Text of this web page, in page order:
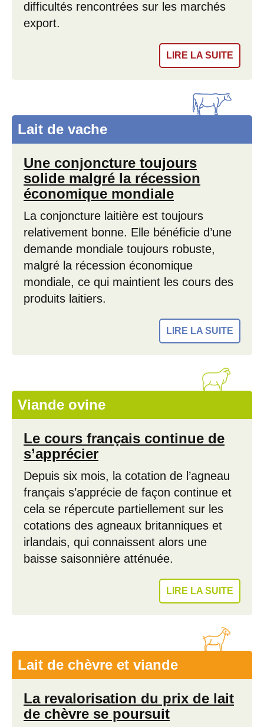
difficultés rencontrées sur les marchés
export.
LIRE LA SUITE
Lait de vache
Une conjoncture toujours
solide malgré la récession
économique mondiale
La conjoncture laitière est toujours
relativement bonne. Elle bénéficie d’une
demande mondiale toujours robuste,
malgré la récession économique
mondiale, ce qui maintient les cours des
produits laitiers.
LIRE LA SUITE
Viande ovine
Le cours français continue de
s’apprécier
Depuis six mois, la cotation de l’agneau
français s’apprécie de façon continue et
cela se répercute partiellement sur les
cotations des agneaux britanniques et
irlandais, qui connaissent alors une
baisse saisonnière atténuée.
LIRE LA SUITE
Lait de chèvre et viande
La revalorisation du prix de lait
de chèvre se poursuit